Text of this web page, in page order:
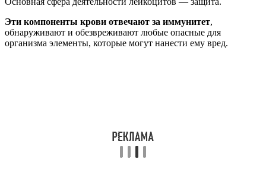
Эти компоненты крови отвечают за иммунитет,
обнаруживают и обезвреживают любые опасные для
организма элементы, которые могут нанести ему вред.